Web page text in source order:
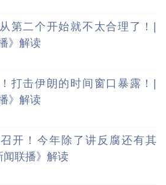
第二个开始就不太合理了！|
》解读
打击伊朗的时间窗口暴露！|
》解读
开！今年除了讲反腐还有其
联播》解读